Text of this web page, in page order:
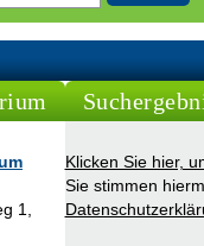
1,
Klicken Sie hier,
Sie stimmen